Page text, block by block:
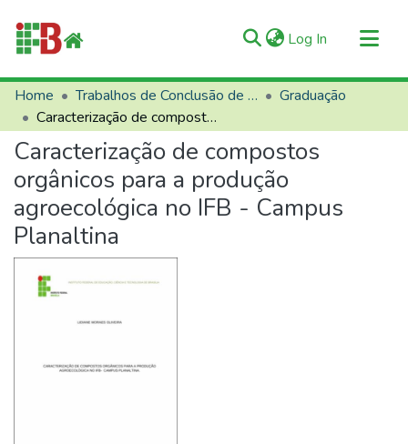
Log In (current)
Communities & Collections
All of RIIFB
Manuals and Terms
Statistics
About RIIFB
Help
Home Trabalhos de Conclusão de Curso (TCCs)
Graduação
Caracterização de compostos orgânicos para a produção agroecológica no IFB - Campus Planaltina
Caracterização de compostos
orgânicos para a produção
agroecológica no IFB - Campus
Planaltina